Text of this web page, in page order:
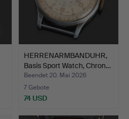
HERRENARMBANDUHR,
Basis Sport Watch, Chron…
Beendet 20. Mai 2026
7 Gebote
74 USD